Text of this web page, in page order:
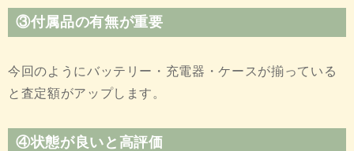
③付属品の有無が重要
今回のようにバッテリー・充電器・ケースが揃っている
と査定額がアップします。
④状態が良いと高評価